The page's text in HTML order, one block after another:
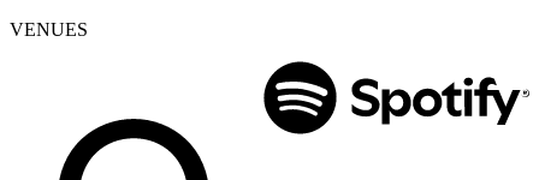
VENUES